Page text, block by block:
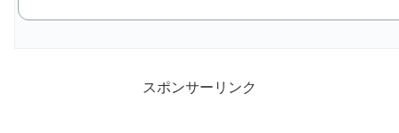
スポンサーリンク